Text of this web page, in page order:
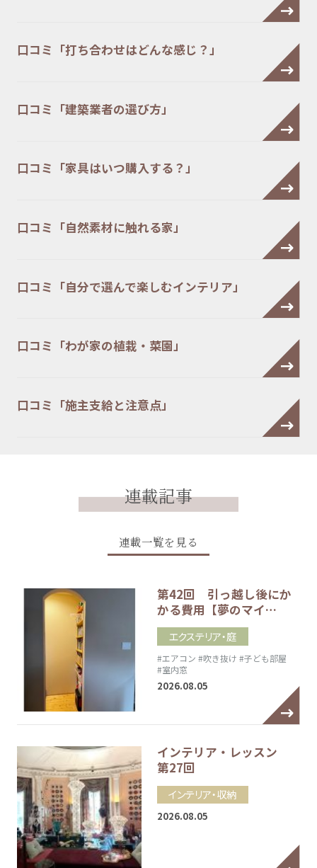
口コミ「打ち合わせはどんな感じ？」
口コミ「建築業者の選び方」
口コミ「家具はいつ購入する？」
口コミ「自然素材に触れる家」
口コミ「自分で選んで楽しむインテリア」
口コミ「わが家の植栽・菜園」
口コミ「施主支給と注意点」
連載記事
連載一覧を見る
第42回 引っ越し後にか
かる費用【夢のマイ…
エクステリア・庭
#エアコン #吹き抜け #子ども部屋
#室内窓
2026.08.05
インテリア・レッスン
第27回
インテリア・収納
2026.08.05